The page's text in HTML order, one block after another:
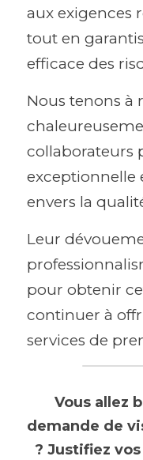
aux exigences
tout en
efficace des
Nous tenons à
collaborateurs
exceptionnelle
envers la
Leur
pour obtenir
continuer à
services de
Vous allez
demande de
? Justifiez